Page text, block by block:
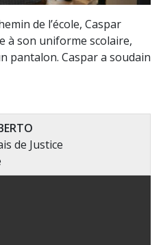
de l’école, Caspar
à son uniforme scolaire,
pantalon. Caspar a soudain
de Justice